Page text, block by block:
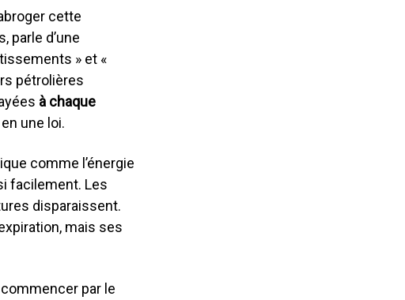
cette
parle d’une
» et «
pétrolières
à chaque
une loi.
comme l’énergie
facilement. Les
disparaissent.
mais ses
par le